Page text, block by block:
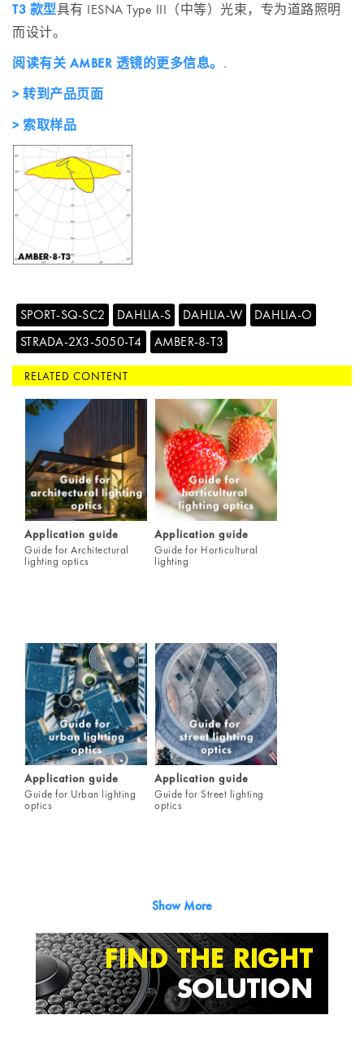
T3 款型具有 IESNA Type III（中等）光束，专为道路照明
而设计。
阅读有关 AMBER 透镜的更多信息。 .
> 转到产品页面
> 索取样品
SPORT-SQ-SC2 DAHLIA-S DAHLIA-W
DAHLIA-O
STRADA-2X3-5050-T4
AMBER-8-T3
RELATED CONTENT
Application guide
Guide for Architectural
lighting optics
Application guide
Guide for Horticultural
lighting
Application guide
Guide for Urban lighting
optics
Application guide
Guide for Street lighting
optics
Show More